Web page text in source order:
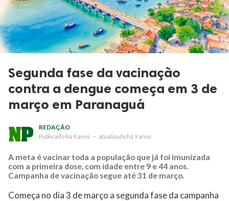
Segunda fase da vacinação
contra a dengue começa em 3 de
março em Paranaguá
REDAÇÃO
Publicado há 9 anos — atualizado há 9 anos
A meta é vacinar toda a população que já foi imunizada
com a primeira dose, com idade entre 9 e 44 anos.
Campanha de vacinação segue até 31 de março.
Começa no dia 3 de março a segunda fase da campanha